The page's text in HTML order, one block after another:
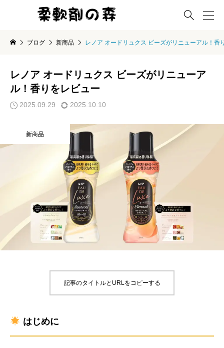

ブログ 新商品 レノア オードリュクス ビーズがリニューアル！香
レノア オードリュクス ビーズがリニューア
ル！香りをレビュー
2025.09.29 2025.10.10
新商品
記事のタイトルとURLをコピーする
はじめに